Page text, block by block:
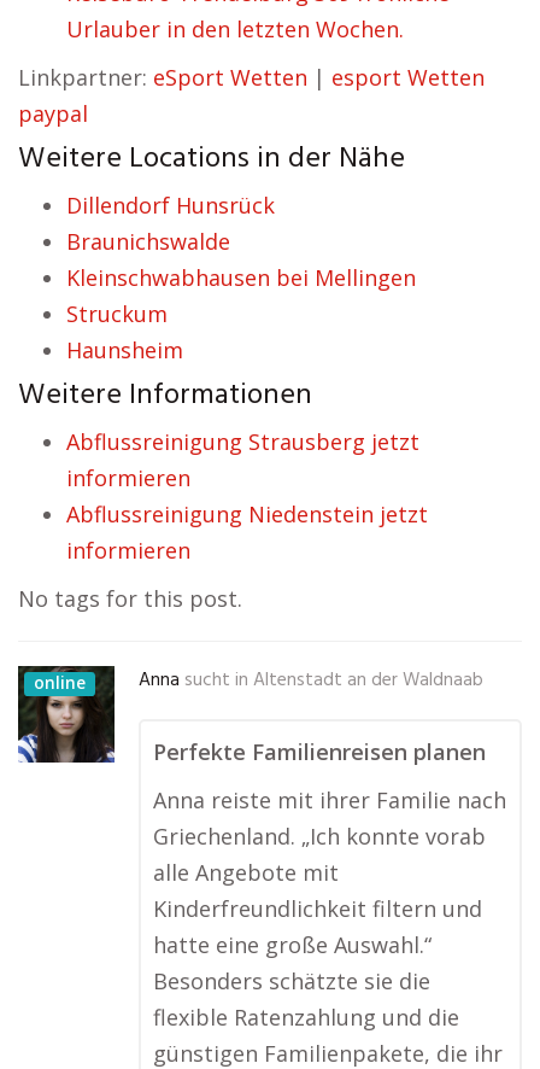
Urlauber in den letzten Wochen.
Linkpartner: eSport Wetten | esport Wetten
paypal
Weitere Locations in der Nähe
Dillendorf Hunsrück
Braunichswalde
Kleinschwabhausen bei Mellingen
Struckum
Haunsheim
Weitere Informationen
Abflussreinigung Strausberg jetzt
informieren
Abflussreinigung Niedenstein jetzt
informieren
No tags for this post.
online Anna sucht in Altenstadt an der Waldnaab
Perfekte Familienreisen planen
Anna reiste mit ihrer Familie nach
Griechenland. „Ich konnte vorab
alle Angebote mit
Kinderfreundlichkeit filtern und
hatte eine große Auswahl.“
Besonders schätzte sie die
flexible Ratenzahlung und die
günstigen Familienpakete, die ihr